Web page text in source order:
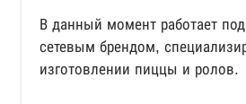
В данный момент работает
сетевым брендом,
изготовлении пиццы и ролов.